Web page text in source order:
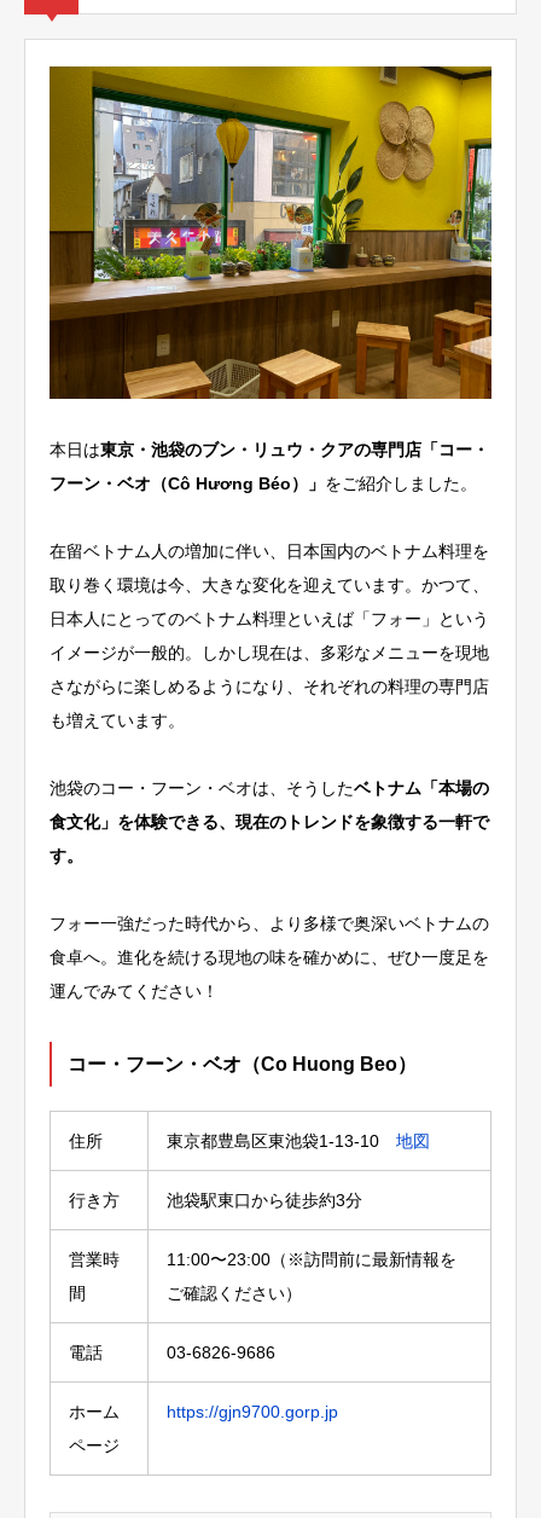
本日は東京・池袋のブン・リュウ・クアの専門店「コー・
フーン・ベオ（Cô Hương Béo）」 をご紹介しました。
在留ベトナム人の増加に伴い、日本国内のベトナム料理を
取り巻く環境は今、大きな変化を迎えています。 かつて、
日本人にとってのベトナム料理といえば「フォー」という
イメージが一般的。しかし現在は、多彩なメニューを現地
さながらに楽しめるようになり、それぞれの料理の専門店
も増えています。
池袋のコー・フーン・ベオは、そうしたベトナム「本場の
食文化」を体験できる、現在のトレンドを象徴する一軒で
す。
フォー一強だった時代から、より多様で奥深いベトナムの
食卓へ。進化を続ける現地の味を確かめに、ぜひ一度足を
運んでみてください！
コー・フーン・ベオ（Co Huong Beo）
住所 東京都豊島区東池袋1-13-10 地図
行き方 池袋駅東口から徒歩約3分
営業時
間
11:00〜23:00（※訪問前に最新情報を
ご確認ください）
電話 03-6826-9686
ホーム
ページ
https://gjn9700.gorp.jp